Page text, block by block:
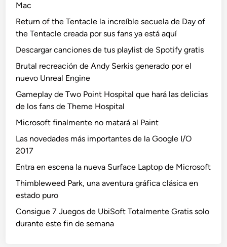
Mac
Return of the Tentacle la increíble secuela de Day of
the Tentacle creada por sus fans ya está aquí
Descargar canciones de tus playlist de Spotify gratis
Brutal recreación de Andy Serkis generado por el
nuevo Unreal Engine
Gameplay de Two Point Hospital que hará las delicias
de los fans de Theme Hospital
Microsoft finalmente no matará al Paint
Las novedades más importantes de la Google I/O
2017
Entra en escena la nueva Surface Laptop de Microsoft
Thimbleweed Park, una aventura gráfica clásica en
estado puro
Consigue 7 Juegos de UbiSoft Totalmente Gratis solo
durante este fin de semana